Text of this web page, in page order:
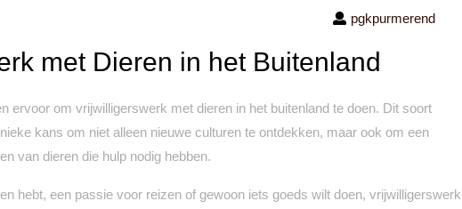
pgkpurmerend
met Dieren in het Buitenland
ervoor om vrijwilligerswerk met dieren in het buitenland te doen. Dit soort
kans om niet alleen nieuwe culturen te ontdekken, maar ook om een
van dieren die hulp nodig hebben.
hebt, een passie voor reizen of gewoon iets goeds wilt doen, vrijwilligerswerk